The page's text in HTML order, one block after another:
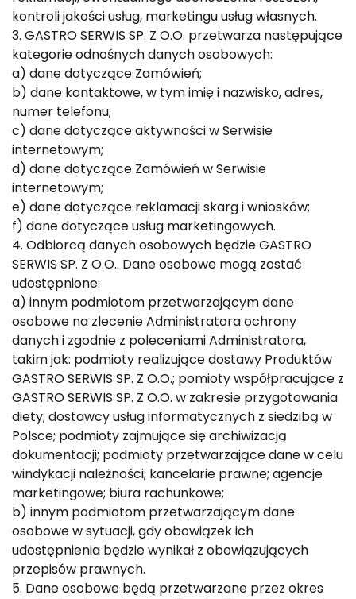
kontroli jakości usług, marketingu usług własnych.
3. GASTRO SERWIS SP. Z O.O. przetwarza następujące
kategorie odnośnych danych osobowych:
a) dane dotyczące Zamówień;
b) dane kontaktowe, w tym imię i nazwisko, adres,
numer telefonu;
c) dane dotyczące aktywności w Serwisie
internetowym;
d) dane dotyczące Zamówień w Serwisie
internetowym;
e) dane dotyczące reklamacji skarg i wniosków;
f) dane dotyczące usług marketingowych.
4. Odbiorcą danych osobowych będzie GASTRO
SERWIS SP. Z O.O.. Dane osobowe mogą zostać
udostępnione:
a) innym podmiotom przetwarzającym dane
osobowe na zlecenie Administratora ochrony
danych i zgodnie z poleceniami Administratora,
takim jak: podmioty realizujące dostawy Produktów
GASTRO SERWIS SP. Z O.O.; pomioty współpracujące z
GASTRO SERWIS SP. Z O.O. w zakresie przygotowania
diety; dostawcy usług informatycznych z siedzibą w
Polsce; podmioty zajmujące się archiwizacją
dokumentacji; podmioty przetwarzające dane w celu
windykacji należności; kancelarie prawne; agencje
marketingowe; biura rachunkowe;
b) innym podmiotom przetwarzającym dane
osobowe w sytuacji, gdy obowiązek ich
udostępnienia będzie wynikał z obowiązujących
przepisów prawnych.
5. Dane osobowe będą przetwarzane przez okres